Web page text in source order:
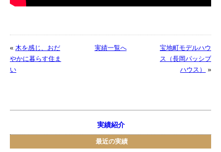
« 木を感じ、おだ
やかに暮らす住ま
い
宝地町モデルハウ
ス（長岡パッシブ
ハウス）
»
実績一覧へ
実績紹介
最近の実績